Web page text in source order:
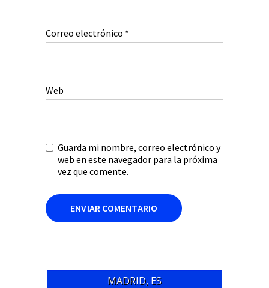
Correo electrónico *
Web
Guarda mi nombre, correo electrónico y
web en este navegador para la próxima
vez que comente.
MADRID, ES